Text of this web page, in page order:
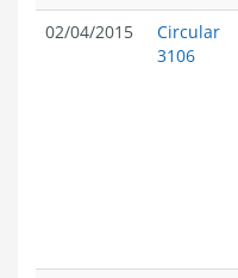
02/04/2015
Circular
3106